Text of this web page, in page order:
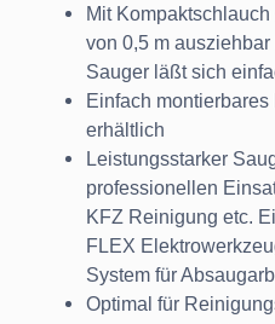
Mit
von 0,5 m
Sauger läßt sich
Einfach
erhältlich
Leistungsstarker
professionellen
KFZ Reinigung etc.
FLEX
System für
Optimal für